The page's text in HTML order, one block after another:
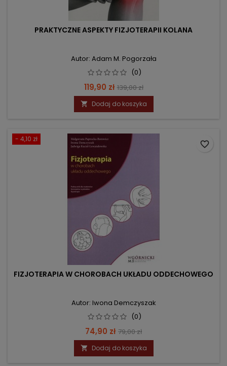
PRAKTYCZNE ASPEKTY FIZJOTERAPII KOLANA
Autor: Adam M. Pogorzała
(0)
Cena
119,90 zł Cena
podstawowa
139,00 zł
 Dodaj do koszyka
- 4,10 zł
FIZJOTERAPIA W CHOROBACH UKŁADU ODDECHOWEGO
Autor: Iwona Demczyszak
(0)
Cena
74,90 zł Cena
podstawowa
79,00 zł
 Dodaj do koszyka
favorite_border